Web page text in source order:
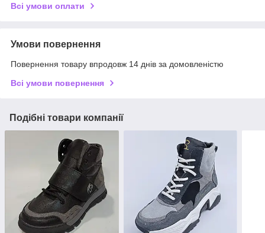
Всі умови оплати
Умови повернення
Повернення товару впродовж 14 днів за домовленістю
Всі умови повернення
Подібні товари компанії